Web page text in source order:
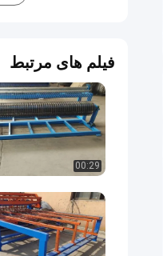
فیلم های مرتبط
00:29